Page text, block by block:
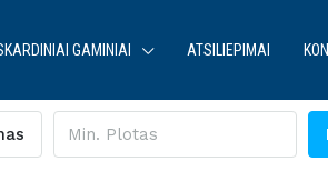
GAMINIAI ATSILIEPIMAI